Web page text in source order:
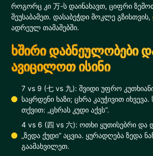
როგორც კი 万-ს დაინახავთ, ციფრი
შეუსაბამეთ. დასაბეჭდი მოკლე გზისთვის,
ადრეულ თამაშებში.
ხშირი დაბნეულობები
ავიცილოთ ისინი
7 vs 9 (七 vs 九): შვიდი უფრო
საყრდენი ხაზი; ცხრა კაუჭივით იხვევა.
თქვით: „ცხრას კუდი აქვს“.
4 vs 6 (四 vs 六): ოთხი ყუთისებრი და
„ზედა ქუდი“ აცვია. ყურადღება ზედა
გაამახვილეთ.